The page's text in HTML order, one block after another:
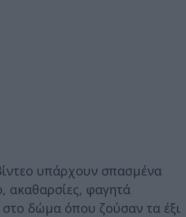
υπάρχουν σπασμένα
ακαθαρσίες, φαγητά
δώμα όπου ζούσαν τα έξι